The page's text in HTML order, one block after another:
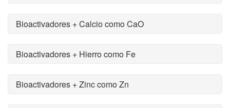
Bioactivadores + Calcio como CaO
Bioactivadores + Hierro como Fe
Bioactivadores + Zinc como Zn